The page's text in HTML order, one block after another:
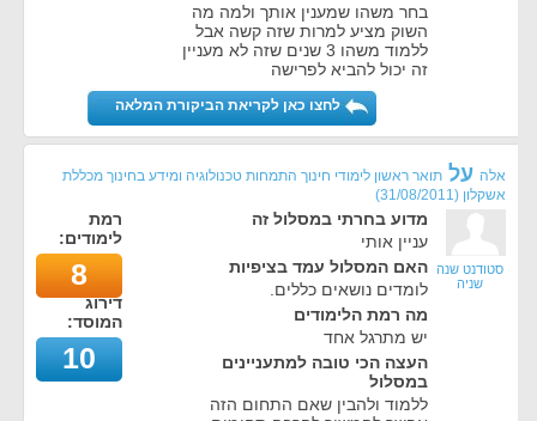
בחר משהו שמענין אותך ולמה מה
השוק מציע למרות שזה קשה אבל
ללמוד משהו 3 שנים שזה לא מעניין
זה יכול להביא לפרישה
לחצו כאן לקריאת הביקורת המלאה
אלה על תואר ראשון לימודי חינוך התמחות טכנולוגיה ומידע בחינוך מכללת
אשקלון (
31/08/2011
)
סטודנט שנה
שניה
מדוע בחרתי במסלול זה
עניין אותי
האם המסלול עמד בציפיות
לומדים נושאים כללים.
מה רמת הלימודים
יש מתרגל אחד
העצה הכי טובה למתעניינים
במסלול
ללמוד ולהבין שאם התחום הזה
רמת
לימודים:
8
דירוג
המוסד:
10